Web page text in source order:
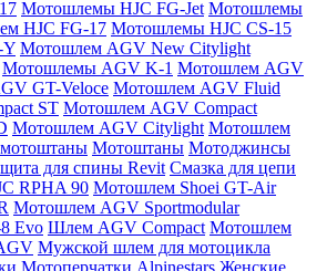
Мотошлемы HJC FG-Jet Мотошлемы
HJC FG-17 Мотошлемы HJC CS-15
Y Мотошлем AGV New Citylight
Мотошлемы AGV K-1 Мотошлем AGV
GT-Veloce Мотошлем AGV Fluid
ST Мотошлем AGV Compact
Мотошлем AGV Citylight Мотошлем
Мотоштаны Мотоджинсы
для спины Revit Смазка для цепи
RPHA 90 Мотошлем Shoei GT-Air
Мотошлем AGV Sportmodular
Evo Шлем AGV Compact Мотошлем
Мужской шлем для мотоцикла